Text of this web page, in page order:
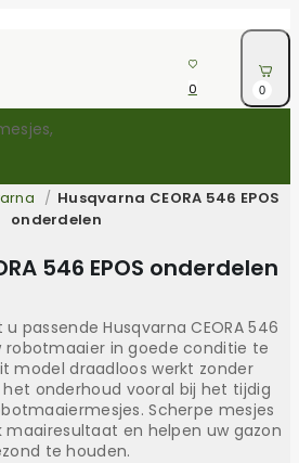
0 0
/ Husqvarna CEORA 546 EPOS
onderdelen
546 EPOS onderdelen
passende Husqvarna CEORA 546
robotmaaier in goede conditie te
model draadloos werkt zonder
onderhoud vooral bij het tijdig
Scherpe mesjes
maairesultaat en helpen uw gazon
te houden.